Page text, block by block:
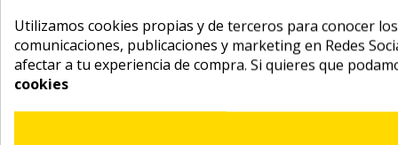
Utilizamos cookies propias y de terceros para conocer
comunicaciones, publicaciones y marketing en Redes
afectar a tu experiencia de compra. Si quieres que
cookies